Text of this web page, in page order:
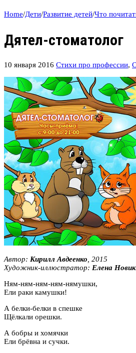
Home/Дети/Развитие детей/Что
Дятел-стоматолог
10 января 2016 Стихи про профессии,
Автор: Кирилл Авдеенко, 2015
Художник-иллюстратор: Елена Новик
Ням-ням-ням-ням-нямушки,
Ели раки камушки!
А белки-белки в спешке
Щёлкали орешки.
А бобры и хомячки
Ели брёвна и сучки.